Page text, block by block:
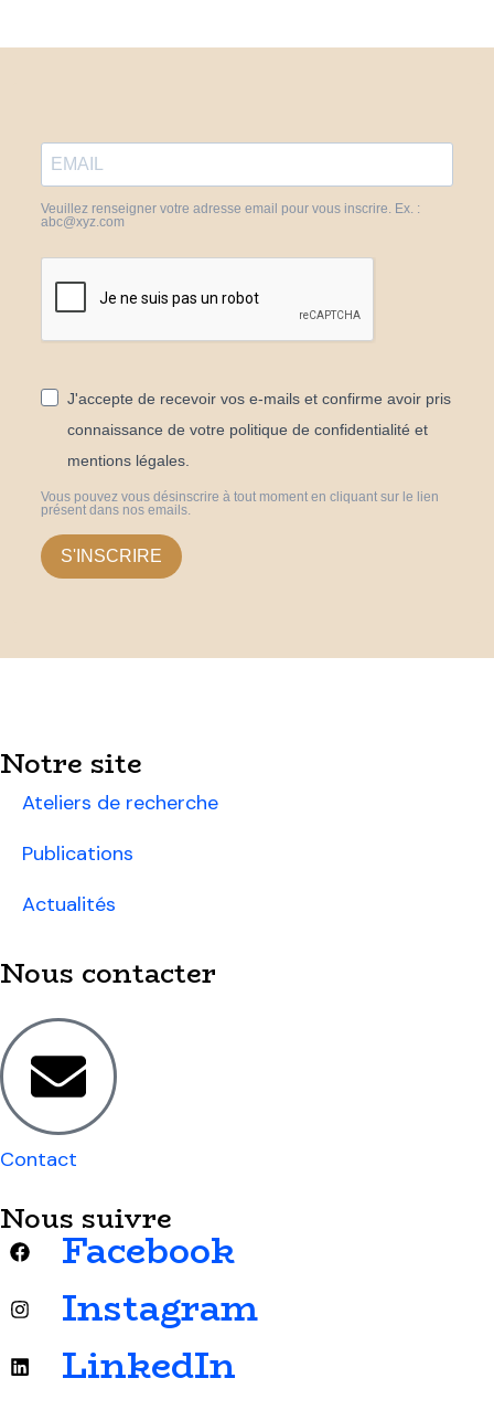
Veuillez renseigner votre adresse email pour vous inscrire. Ex. :
abc@xyz.com
J'accepte de recevoir vos e-mails et confirme avoir pris
connaissance de votre politique de confidentialité et
mentions légales.
Vous pouvez vous désinscrire à tout moment en cliquant sur le lien
présent dans nos emails.
S'INSCRIRE
Notre site
Ateliers de recherche
Publications
Actualités
Nous contacter
Contact
Nous suivre
Facebook
Instagram
LinkedIn